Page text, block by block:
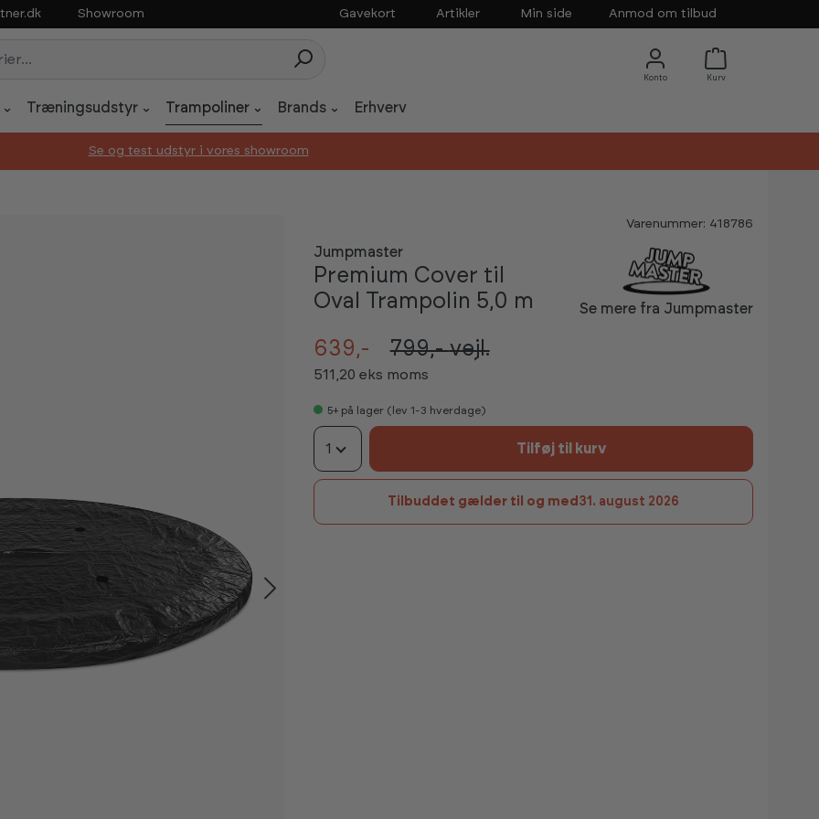
Showroom Gavekort Artikler Min side Anmod om tilbud
Træningsudstyr Trampoliner Brands Erhverv
Se og test udstyr i vores showroom
Varenummer: 418786
Jumpmaster
Premium Cover til
Oval Trampolin 5,0 m
Se mere fra Jumpmaster
639,- 799,-vejl.
511,20 eks moms
5+ på lager (lev 1-3 hverdage)
1 Tilføj til kurv
Tilbuddet gælder til og med 31. august 2026